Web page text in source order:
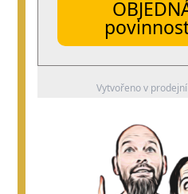
Vytvořeno v